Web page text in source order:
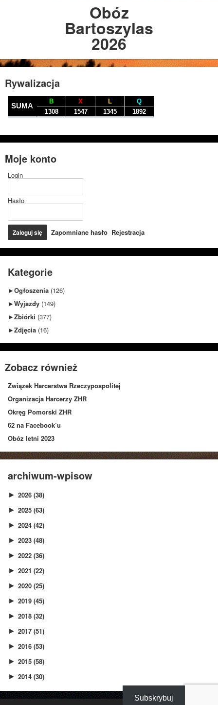
Obóz
Bartoszylas
2026
Rywalizacja
Moje konto
Login
Hasło
Zapomniane hasło Rejestracja
Kategorie
►Ogłoszenia (126)
►Wyjazdy (149)
►Zbiórki (377)
►Zdjęcia (16)
Zobacz również
Związek Harcerstwa Rzeczypospolitej
Organizacja Harcerzy ZHR
Okręg Pomorski ZHR
62 na Facebook’u
Obóz letni 2023
archiwum-wpisow
► 2026 (38)
► 2025 (63)
► 2024 (42)
► 2023 (48)
► 2022 (36)
► 2021 (22)
► 2020 (25)
► 2019 (45)
► 2018 (32)
► 2017 (51)
► 2016 (53)
► 2015 (58)
► 2014 (30)
Subskrybuj